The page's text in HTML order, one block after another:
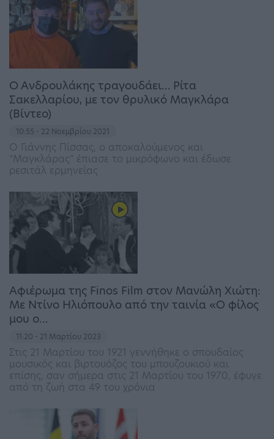
Ο Ανδρουλάκης τραγουδάει… Ρίτα
Σακελλαρίου, με τον θρυλικό Μαγκλάρα
(Βίντεο)
10:55 - 22 Νοεμβρίου 2021
O Γιάννης Πίσσας, ο αποκαλούμενος και
“Μαγκλάρας” έπιασε το μικρόφωνο και έδωσε
ρεσιτάλ ερμηνείας
Αφιέρωμα της Finos Film στον Μανώλη Χιώτη:
Με Ντίνο Ηλιόπουλο από την ταινία «Ο φίλος
μου ο…
11:20 - 21 Μαρτίου 2023
Στις 21 Μαρτίου του 1921 γεννήθηκε ο σπουδαίος
μουσικός και βιρτουόζος του μπουζουκιού και
επίσης, σαν σήμερα στις 21 Μαρτίου του 1970, έφυγε
από τη ζωή στα 49 του χρόνια